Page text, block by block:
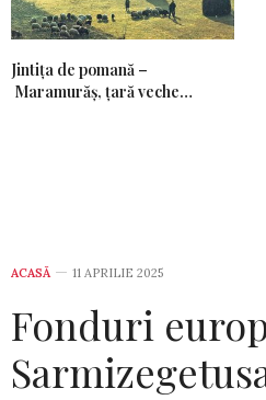
Jintiţa de pomană –
Maramurăş, ţară veche…
ACASĂ 11 APRILIE 2025
Fonduri